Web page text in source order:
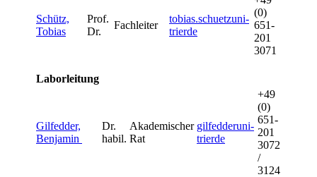
Schütz,
Tobias
Prof.
Dr.
Fachleiter
tobias.schuetzuni-
trierde
(0)
651-
201
3071
Laborleitung
Gilfedder,
Benjamin
Dr.
habil.
Akademischer
Rat
gilfedderuni-
trierde
+49
(0)
651-
201
3072
/
3124